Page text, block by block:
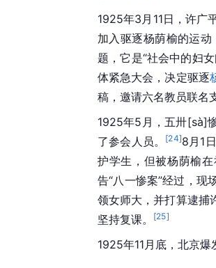
1925年3月11日，许广
加入驱逐杨荫榆的运
题，它是“社会中的妇
体紧急大会，决定驱逐
稿，邀请六名教员联名
1925年5月，五卅[sà]
了参会人员。
[24]8月1
护学生，但被杨荫榆
告“八一惨案”经过，
领女师大，并打算逮捕
坚持复课。
[25]
1925年11月底，北京